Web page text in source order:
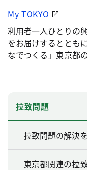
My TOKYO
利用者一人ひとりの
をお届けするととも
なでつくる」東京都
拉致問題
拉致問題の解決
東京都関連の拉